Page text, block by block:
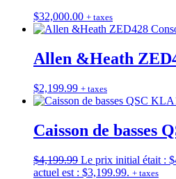
$32,000.00 + taxes
Allen &Heath
$2,199.99 + taxes
Caisson de basses
$4,199.99 Le prix initial était :
actuel est : $3,199.99. + taxes